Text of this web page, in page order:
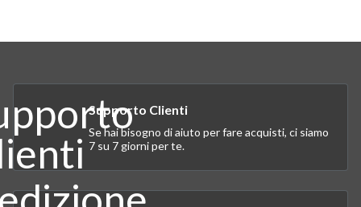
Supporto Clienti
Se hai bisogno di aiuto per fare acquisti, ci siamo
7 su 7 giorni per te.